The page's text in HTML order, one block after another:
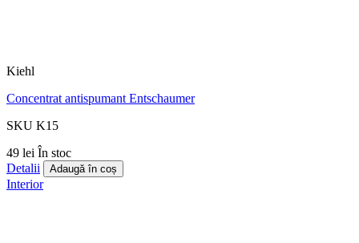
Kiehl
Concentrat antispumant Entschaumer
SKU K15
49 lei În stoc
Detalii
Adaugă în coș
Interior